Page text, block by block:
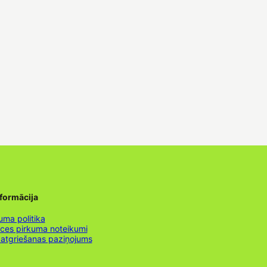
politika
pirkuma noteikumi
paziņojums